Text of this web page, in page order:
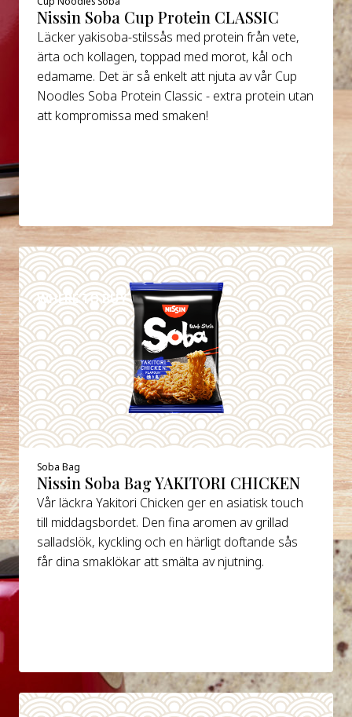
Nissin Soba Cup Protein CLASSIC
Läcker yakisoba-stilssås med protein från vete,
ärta och kollagen, toppad med morot, kål och
edamame. Det är så enkelt att njuta av vår Cup
Noodles Soba Protein Classic - extra protein utan
att kompromissa med smaken!
WHERE TO BUY
DETAILS
Soba Bag
Nissin Soba Bag YAKITORI CHICKEN
Vår läckra Yakitori Chicken ger en asiatisk touch
till middagsbordet. Den fina aromen av grillad
salladslök, kyckling och en härligt doftande sås
får dina smaklökar att smälta av njutning.
DETAILS